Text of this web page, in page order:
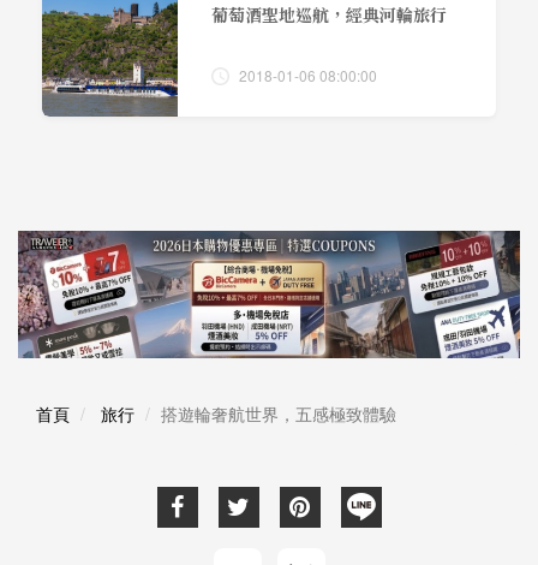
葡萄酒聖地巡航，經典河輪旅行
2018-01-06 08:00:00
首頁 旅行 搭遊輪奢航世界，五感極致體驗